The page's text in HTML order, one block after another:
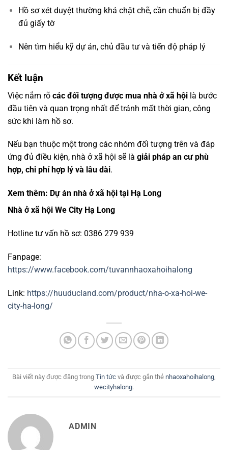
Hồ sơ xét duyệt thường khá chặt chẽ, cần chuẩn bị đầy
đủ giấy tờ
Nên tìm hiểu kỹ dự án, chủ đầu tư và tiến độ pháp lý
Kết luận
Việc nắm rõ các đối tượng được mua nhà ở xã hội là bước
đầu tiên và quan trọng nhất để tránh mất thời gian, công
sức khi làm hồ sơ.
Nếu bạn thuộc một trong các nhóm đối tượng trên và đáp
ứng đủ điều kiện, nhà ở xã hội sẽ là giải pháp an cư phù
hợp, chi phí hợp lý và lâu dài.
Xem thêm: Dự án nhà ở xã hội tại Hạ Long
Nhà ở xã hội We City Hạ Long
Hotline tư vấn hồ sơ: 0386 279 939
Fanpage:
https://www.facebook.com/tuvannhaoxahoihalong
Link: https://huuducland.com/product/nha-o-xa-hoi-we-
city-ha-long/
Bài viết này được đăng trong Tin tức và được gắn thẻ nhaoxahoihalong
wecityhalong.
ADMIN